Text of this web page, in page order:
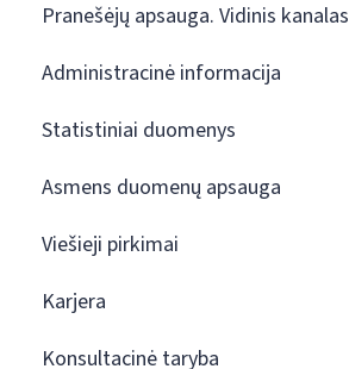
Pranešėjų apsauga. Vidinis kanalas
Administracinė informacija
Statistiniai duomenys
Asmens duomenų apsauga
Viešieji pirkimai
Karjera
Konsultacinė taryba